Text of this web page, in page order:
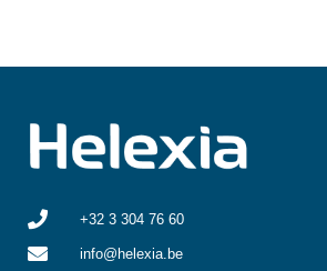
+32 3 304 76 60
info@helexia.be